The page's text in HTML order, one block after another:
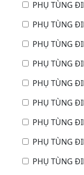
PHỤ TÙNG
PHỤ TÙNG
PHỤ TÙNG
PHỤ TÙNG
PHỤ TÙNG
PHỤ TÙNG
PHỤ TÙNG
PHỤ TÙNG
PHỤ TÙNG